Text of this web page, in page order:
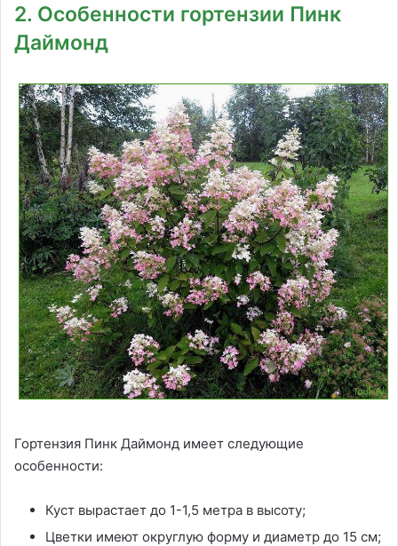
2. Особенности гортензии Пинк
Даймонд
Гортензия Пинк Даймонд имеет следующие
особенности:
Куст вырастает до 1-1,5 метра в высоту;
Цветки имеют округлую форму и диаметр до 15 см;